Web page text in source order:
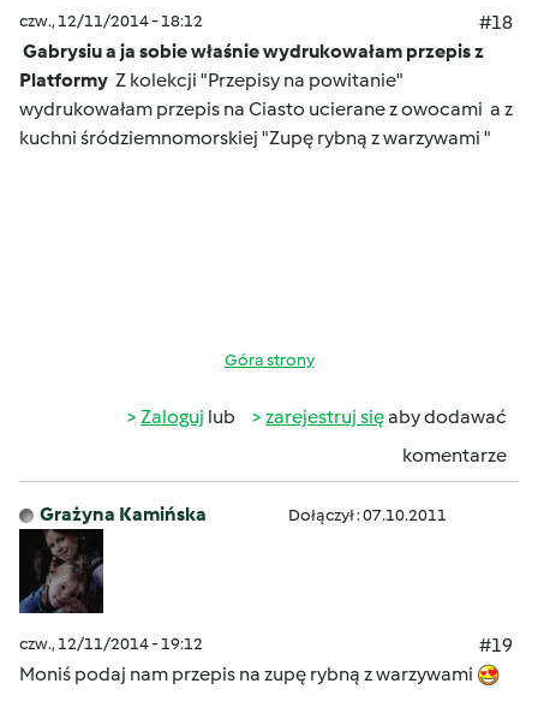
czw., 12/11/2014 - 18:12
#18
Gabrysiu a ja sobie właśnie wydrukowałam przepis z
Platformy Z kolekcji "Przepisy na powitanie"
wydrukowałam przepis na Ciasto ucierane z owocami a z
kuchni śródziemnomorskiej "Zupę rybną z warzywami "
Góra strony
Zaloguj lub zarejestruj sięaby dodawać
komentarze
Grażyna Kamińska Dołączył : 07.10.2011
czw., 12/11/2014 - 19:12
#19
Moniś podaj nam przepis na zupę rybną z warzywami